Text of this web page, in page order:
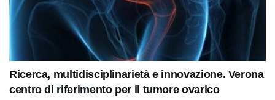
Ricerca, multidisciplinarietà e innovazione. Verona
centro di riferimento per il tumore ovarico